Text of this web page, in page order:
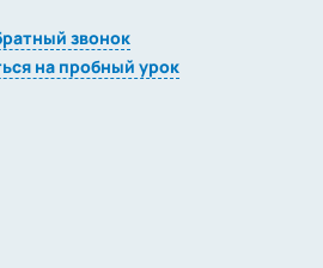
звонок
на пробный урок